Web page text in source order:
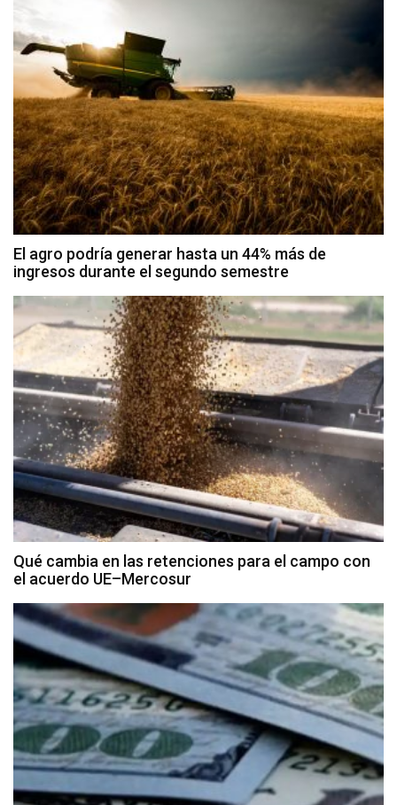
El agro podría generar hasta un 44% más de
ingresos durante el segundo semestre
Qué cambia en las retenciones para el campo con
el acuerdo UE–Mercosur